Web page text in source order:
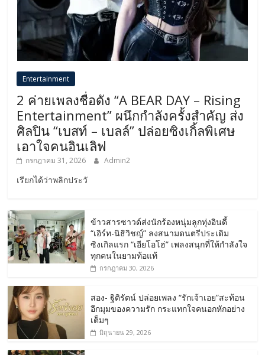
Entertainment
2 ค่ายเพลงชื่อดัง “A BEAR DAY – Rising
Entertainment” ผนึกกำลังครั้งสำคัญ ส่ง
ศิลปิน “เบสท์ – เบลล์” ปล่อยซิงเกิ้ลพิเศษ
เอาใจคนอินเลิฟ
กรกฎาคม 31, 2026 Admin2
เรียกได้ว่าพลิกประวั
ข้าวสารซาวด์ส่งนักร้องหนุ่มลูกทุ่งอินดี้
“เอิร์ท-นิธิวิชญ์” ลงสนามดนตรีประเดิม
ซิงเกิลแรก “เอียโอโฮ่” เพลงสนุกที่ให้กำลังใจ
ทุกคนในยามท้อแท้
กรกฎาคม 30, 2026
สอง- ฐิติรัตน์ ปล่อยเพลง “รักเจ้าเอย”สะท้อน
อีกมุมของความรัก กระแทกใจคนอกหักอย่าง
เต็มๆ
มิถุนายน 29, 2026